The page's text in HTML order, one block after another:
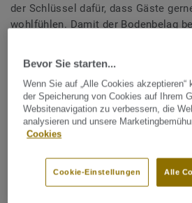
der Schlüssel dafür, dass Gäste
wohlfühlen. Damit der Bodenbelag
gelten auch hier besondere
Welche aktuellen
gibt es in der
Bevor Sie starten...
Wenn Sie auf „Alle Cookies
der Speicherung von Cookies auf Ihrem
Websitenavigation zu verbessern, die
analysieren und unsere
Cookies
Alle
Cookie-Einstellungen